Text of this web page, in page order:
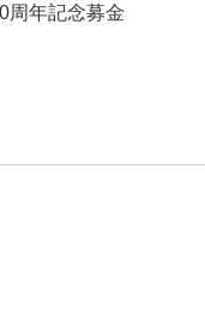
周年記念募金